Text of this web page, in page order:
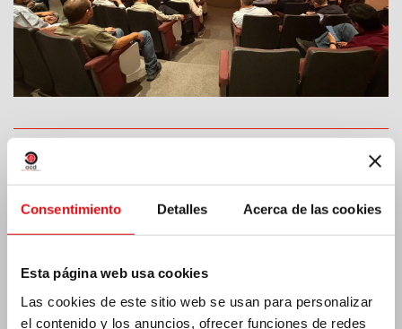
Consentimiento Detalles Acerca de las cookies
Esta página web usa cookies
Las cookies de este sitio web se usan para personalizar
el contenido y los anuncios, ofrecer funciones de redes
India: Bendición e inauguración del «Lumen
Carmeli»